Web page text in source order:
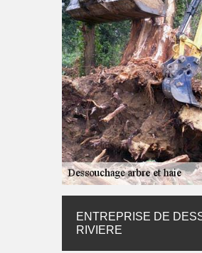
ENTREPRISE DE
RIVIERE